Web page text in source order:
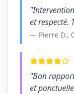
et respecté.
— Pierre D.,
"Bon
et